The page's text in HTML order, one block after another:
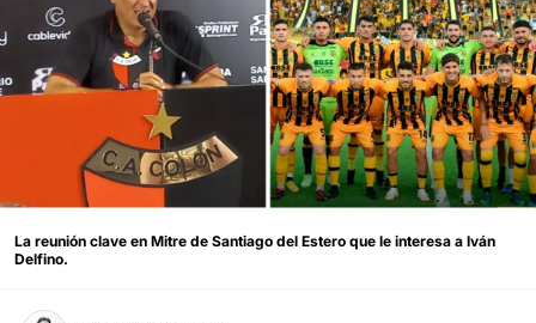
La reunión clave en Mitre de Santiago del Estero que le interesa a Iván
Delfino.